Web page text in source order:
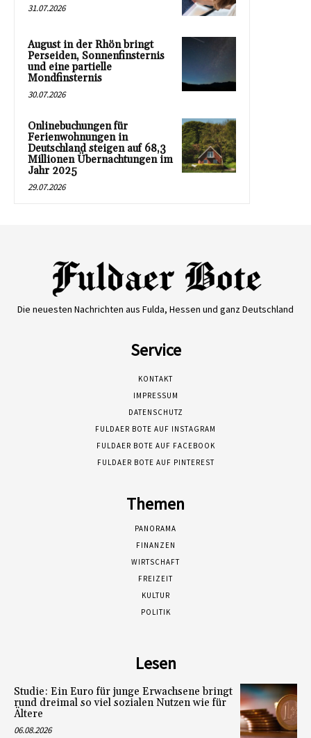
31.07.2026
August in der Rhön bringt
Perseiden, Sonnenfinsternis
und eine partielle
Mondfinsternis
30.07.2026
Onlinebuchungen für
Ferienwohnungen in
Deutschland steigen auf 68,3
Millionen Übernachtungen im
Jahr 2025
29.07.2026
Die neuesten Nachrichten aus Fulda, Hessen und ganz Deutschland
Service
KONTAKT
IMPRESSUM
DATENSCHUTZ
FULDAER BOTE AUF INSTAGRAM
FULDAER BOTE AUF FACEBOOK
FULDAER BOTE AUF PINTEREST
Themen
PANORAMA
FINANZEN
WIRTSCHAFT
FREIZEIT
KULTUR
POLITIK
Lesen
Studie: Ein Euro für junge Erwachsene bringt
rund dreimal so viel sozialen Nutzen wie für
Ältere
06.08.2026